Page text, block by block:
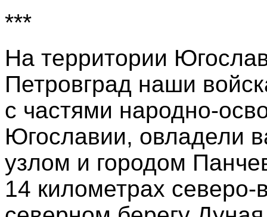
***
На территории
Петровград наши
с частями народно-
Югославии, овладели
узлом и городом
14 километрах северо-